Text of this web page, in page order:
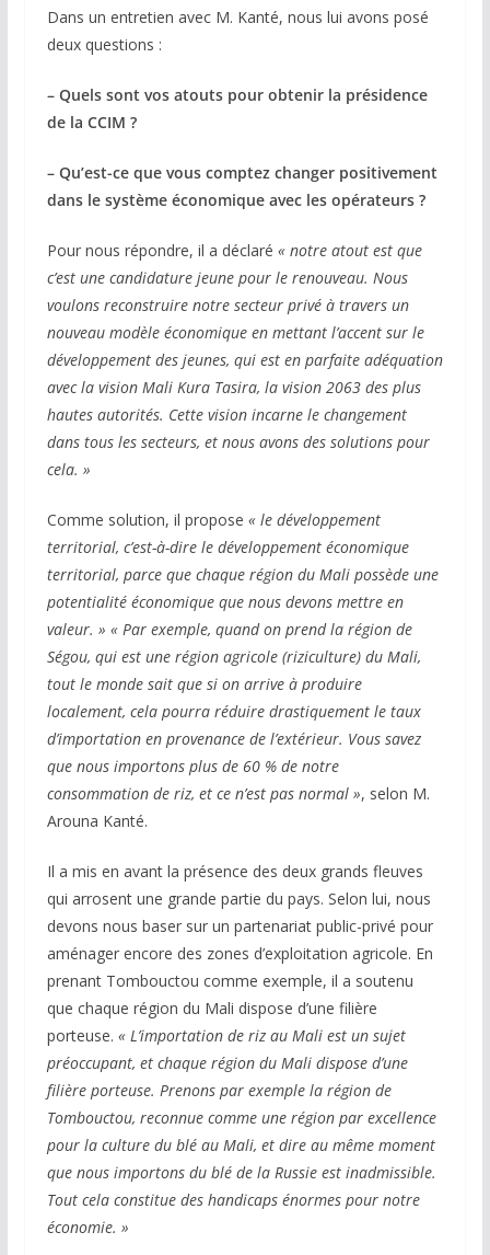
Dans un entretien avec M. Kanté, nous lui avons posé
deux questions :
– Quels sont vos atouts pour obtenir la présidence
de la CCIM ?
– Qu’est-ce que vous comptez changer positivement
dans le système économique avec les opérateurs ?
Pour nous répondre, il a déclaré « notre atout est que
c’est une candidature jeune pour le renouveau. Nous
voulons reconstruire notre secteur privé à travers un
nouveau modèle économique en mettant l’accent sur le
développement des jeunes, qui est en parfaite adéquation
avec la vision Mali Kura Tasira, la vision 2063 des plus
hautes autorités. Cette vision incarne le changement
dans tous les secteurs, et nous avons des solutions pour
cela. »
Comme solution, il propose « le développement
territorial, c’est-à-dire le développement économique
territorial, parce que chaque région du Mali possède une
potentialité économique que nous devons mettre en
valeur. » « Par exemple, quand on prend la région de
Ségou, qui est une région agricole (riziculture) du Mali,
tout le monde sait que si on arrive à produire
localement, cela pourra réduire drastiquement le taux
d’importation en provenance de l’extérieur. Vous savez
que nous importons plus de 60 % de notre
consommation de riz, et ce n’est pas normal », selon M.
Arouna Kanté.
Il a mis en avant la présence des deux grands fleuves
qui arrosent une grande partie du pays. Selon lui, nous
devons nous baser sur un partenariat public-privé pour
aménager encore des zones d’exploitation agricole. En
prenant Tombouctou comme exemple, il a soutenu
que chaque région du Mali dispose d’une filière
porteuse. « L’importation de riz au Mali est un sujet
préoccupant, et chaque région du Mali dispose d’une
filière porteuse. Prenons par exemple la région de
Tombouctou, reconnue comme une région par excellence
pour la culture du blé au Mali, et dire au même moment
que nous importons du blé de la Russie est inadmissible.
Tout cela constitue des handicaps énormes pour notre
économie. »